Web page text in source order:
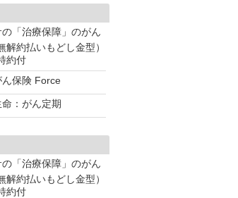
「治療保障」のがん
約払いもどし金型）
約付
保険 Force
：がん定期
「治療保障」のがん
約払いもどし金型）
約付